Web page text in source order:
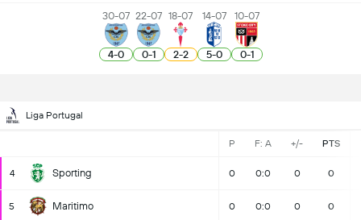
30-07
4-0
22-07
0-1
18-07
2-2
14-07
5-0
10-07
0-1
Liga Portugal
P F: A +/- PTS
4 Sporting 0 0:0 0 0
5 Maritimo 0 0:0 0 0